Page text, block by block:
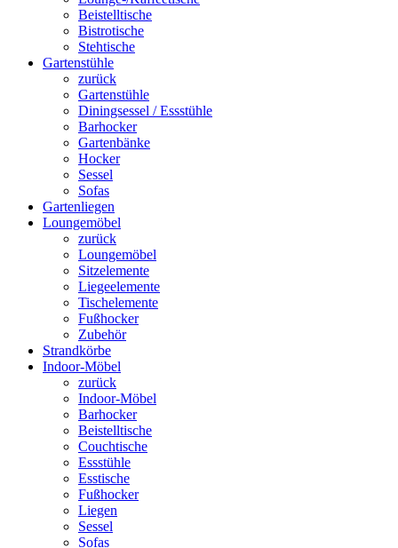
Beistelltische
Bistrotische
Stehtische
Gartenstühle
zurück
Gartenstühle
Diningsessel / Essstühle
Barhocker
Gartenbänke
Hocker
Sessel
Sofas
Gartenliegen
Loungemöbel
zurück
Loungemöbel
Sitzelemente
Liegeelemente
Tischelemente
Fußhocker
Zubehör
Strandkörbe
Indoor-Möbel
zurück
Indoor-Möbel
Barhocker
Beistelltische
Couchtische
Essstühle
Esstische
Fußhocker
Liegen
Sessel
Sofas